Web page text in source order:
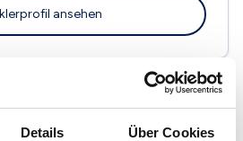
Details Über Cookies
ansehen
e.K.